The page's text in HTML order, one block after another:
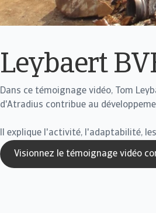
Leybaert
Dans ce témoignage vidéo, Tom
d'Atradius contribue au
Il explique l'activité, l'adaptabilité,
Visionnez le témoignage vidéo